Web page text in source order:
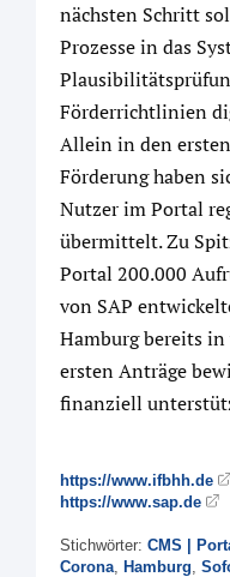
nächsten Schritt
Prozesse in das
Förderrichtlinien
Allein in den
Förderung haben
Nutzer im Portal
übermittelt. Zu
Portal 200.000
von SAP
Hamburg bereits
ersten Anträge
finanziell
https://www.ifbhh.de
https://www.sap.de
Stichwörter: CMS |
Corona, Hamburg,